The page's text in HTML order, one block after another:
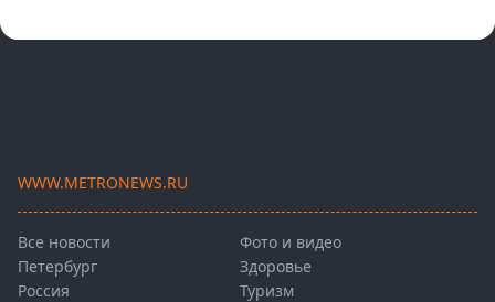
WWW.METRONEWS.RU
Все новости
Петербург
Россия
Фото и видео
Здоровье
Туризм